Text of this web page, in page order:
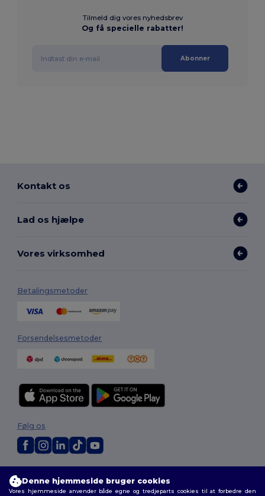
Tilmeld dig vores nyhedsbrev
Og få specielle rabatter!
Abonner
Kontakt os
Lad os hjælpe
Vores virksomhed
Betalingsmetoder
Forsendelsesmetoder
Vilkår og Betingelser|Tilpasset politik |Fortrolighedspolitik
cookies|Sitemap
Følg os
Denne hjemmeside bruger cookies
Vores hjemmeside anvender både egne og tredjeparts cookies til at forbedre den